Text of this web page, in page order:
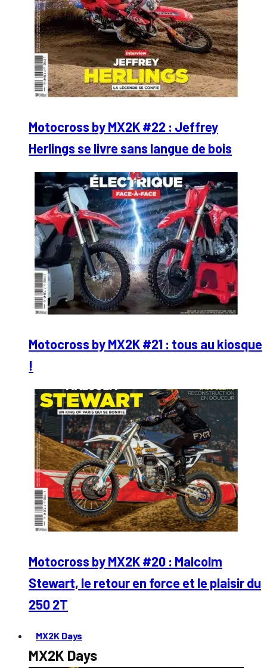
Motocross by MX2K #22 : Jeffrey
Herlings se livre sans langue de bois
Motocross by MX2K #21 : tous au kiosque
!
Motocross by MX2K #20 : Malcolm
Stewart, le retour en force et le plaisir du
250 2T
MX2K Days
MX2K Days